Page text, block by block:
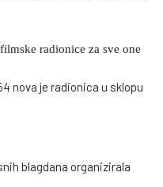
radionice za sve one
nova je radionica u sklopu
blagdana organizirala